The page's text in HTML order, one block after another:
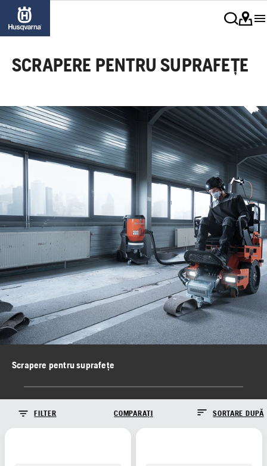
SCRAPERE PENTRU SUPRAFEȚE
Scrapere pentru suprafețe
FILTER COMPARAȚI SORTARE DUPĂ